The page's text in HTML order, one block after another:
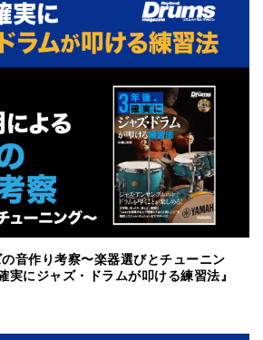
音作り考察〜楽器選びとチューニン
実にジャズ・ドラムが叩ける練習法』